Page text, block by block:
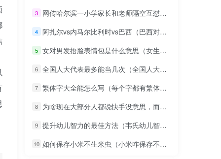
3 网传哈尔滨一小学家长和老师隔空互怼，涉事老师疑有收礼、冷暴力行为，南岗教育局：已成立调查组,你怎么看？
4 阿扎尔vs内马尔比利时vs巴西（巴西对比利时阿扎尔内马尔）
5 女对男发捂脸表情包是什么意思（女生发表情包捂脸是什么意思）
6 全国人大代表最多能当几次（全国人大代表有啥规定）
7 繁体字大全能怎么写（每个字都有繁体字怎么写）
8 为啥现在大部分人都说快手没意思，而且是一个下九流软件？
9 提升幼儿智力的最佳方法（韦氏幼儿智力量表怎么看智商）
10 如何保存小米不生米虫（小米咋保存不生虫子）